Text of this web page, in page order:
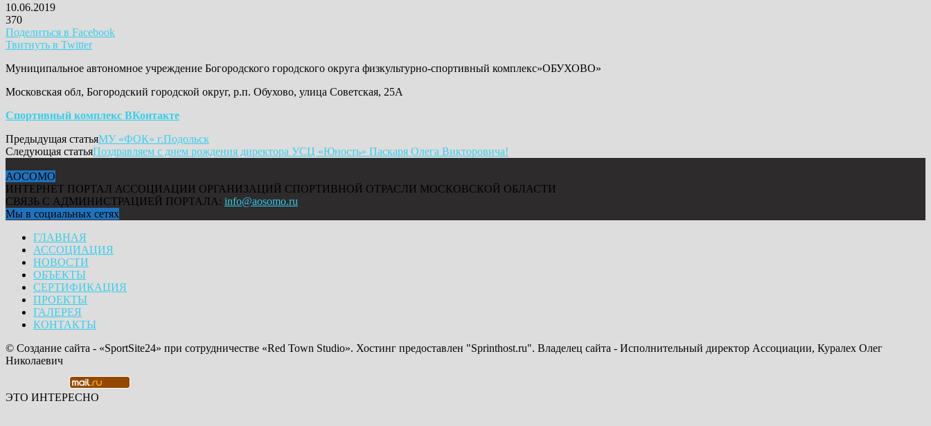
10.06.2019
370
Поделиться в Facebook
Твитнуть в Twitter
Муниципальное автономное учреждение Богородского городского округа физкультурно-спортивный комплекс»ОБУХОВО»
Московская обл, Богородский городской округ, р.п. Обухово, улица Советская, 25А
Спортивный комплекс ВКонтакте
Предыдущая статьяМУ «ФОК» г.Подольск
Следующая статьяПоздравляем с днем рождения директора УСЦ «Юность» Паскаря Олега Викторовича!
АОСОМО
ИНТЕРНЕТ ПОРТАЛ АССОЦИАЦИИ ОРГАНИЗАЦИЙ СПОРТИВНОЙ ОТРАСЛИ МОСКОВСКОЙ ОБЛАСТИ
СВЯЗЬ С АДМИНИСТРАЦИЕЙ ПОРТАЛА: info@aosomo.ru
Мы в социальных сетях
ГЛАВНАЯ
АССОЦИАЦИЯ
НОВОСТИ
ОБЪЕКТЫ
СЕРТИФИКАЦИЯ
ПРОЕКТЫ
ГАЛЕРЕЯ
КОНТАКТЫ
© Создание сайта - «SportSite24» при сотрудничестве «Red Town Studio». Хостинг предоставлен "Sprinthost.ru". Владелец сайта - Исполнительный директор Ассоциации, Куралех Олег
Николаевич
ЭТО ИНТЕРЕСНО